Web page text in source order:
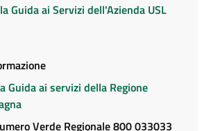
Guida ai Servizi dell'Azienda USL
Guida ai servizi della Regione
Verde Regionale 800 033033